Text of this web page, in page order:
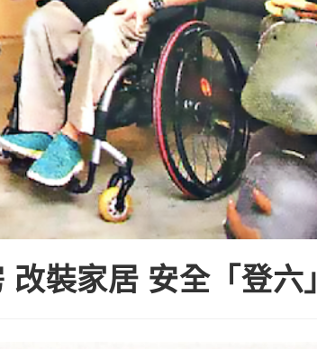
裝家居 安全「登六」